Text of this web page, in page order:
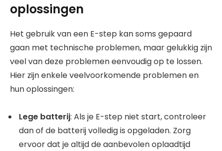
oplossingen
Het gebruik van een E-step kan soms gepaard
gaan met technische problemen, maar gelukkig zijn
veel van deze problemen eenvoudig op te lossen.
Hier zijn enkele veelvoorkomende problemen en
hun oplossingen:
Lege batterij: Als je E-step niet start, controleer
dan of de batterij volledig is opgeladen. Zorg
ervoor dat je altijd de aanbevolen oplaadtijd